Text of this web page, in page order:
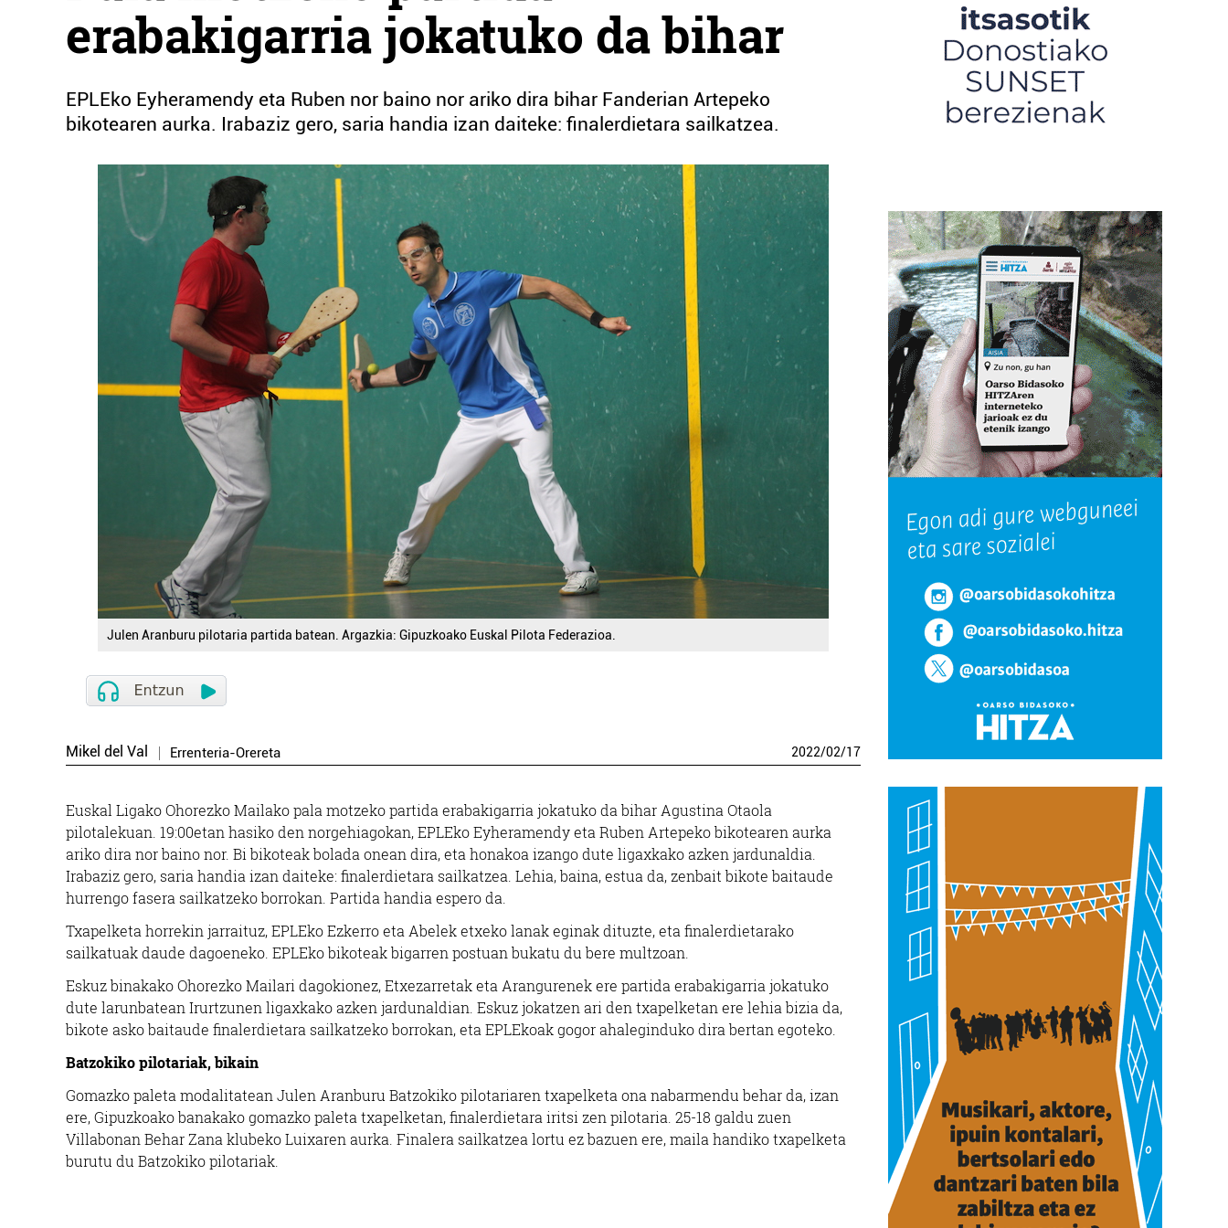
erabakigarria jokatuko da bihar
EPLEko Eyheramendy eta Ruben nor baino nor ariko dira bihar Fanderian Artepeko
bikotearen aurka. Irabaziz gero, saria handia izan daiteke: finalerdietara sailkatzea.
Julen Aranburu pilotaria partida batean. Argazkia: Gipuzkoako Euskal Pilota Federazioa.
Mikel del Val Errenteria-Orereta 2022/02/17
Euskal Ligako Ohorezko Mailako pala motzeko partida erabakigarria jokatuko da bihar Agustina Otaola
pilotalekuan. 19:00etan hasiko den norgehiagokan, EPLEko Eyheramendy eta Ruben Artepeko bikotearen aurka
ariko dira nor baino nor. Bi bikoteak bolada onean dira, eta honakoa izango dute ligaxkako azken jardunaldia.
Irabaziz gero, saria handia izan daiteke: finalerdietara sailkatzea. Lehia, baina, estua da, zenbait bikote baitaude
hurrengo fasera sailkatzeko borrokan. Partida handia espero da.
Txapelketa horrekin jarraituz, EPLEko Ezkerro eta Abelek etxeko lanak eginak dituzte, eta finalerdietarako
sailkatuak daude dagoeneko. EPLEko bikoteak bigarren postuan bukatu du bere multzoan.
Eskuz binakako Ohorezko Mailari dagokionez, Etxezarretak eta Arangurenek ere partida erabakigarria jokatuko
dute larunbatean Irurtzunen ligaxkako azken jardunaldian. Eskuz jokatzen ari den txapelketan ere lehia bizia da,
bikote asko baitaude finalerdietara sailkatzeko borrokan, eta EPLEkoak gogor ahaleginduko dira bertan egoteko.
Batzokiko pilotariak, bikain
Gomazko paleta modalitatean Julen Aranburu Batzokiko pilotariaren txapelketa ona nabarmendu behar da, izan
ere, Gipuzkoako banakako gomazko paleta txapelketan, finalerdietara iritsi zen pilotaria. 25-18 galdu zuen
Villabonan Behar Zana klubeko Luixaren aurka. Finalera sailkatzea lortu ez bazuen ere, maila handiko txapelketa
burutu du Batzokiko pilotariak.